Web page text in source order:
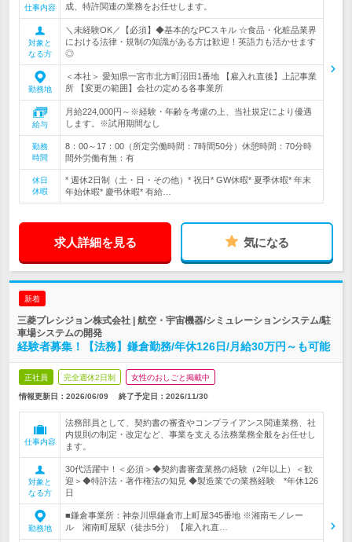
仕事内容
成、特許関連の業務をお任せします。
対象と
なる方
＼未経験OK／【必須】◆基本的なPCスキル ☆食品・化粧品業界
における法律・規制の知識がある方は歓迎！英語力も活かせます
◎
勤務地
＜本社＞ 愛知県一宮市北方町沼田1番地 【雇入れ直後】上記事業
所 【変更の範囲】会社の定める各事業所
給与
月給224,000円～※経験・年齢を考慮の上、当社規定により優遇
します。※試用期間なし
勤務
時間
8：00～17：00（所定労働時間：7時間50分）休憩時間：70分時
間外労働有無：有
休日
休暇
* 週休2日制（土・日・その他）* 祝日* GW休暇* 夏季休暇* 年末
年始休暇* 慶弔休暇* 有給…
求人詳細を見る 気になる
新着
三菱プレシジョン株式会社 | 航空・宇宙機器/シミュレーションシステム/駐
車場システムの開発
経験者募集！【法務】鎌倉勤務/年休126日/月給30万円～も可能
正社員 完全週休2日制 女性のおしごと掲載中
情報更新日：2026/06/09 終了予定日： 2026/11/30
仕事内容
法務部員として、契約書の審査やコンプライアンス関連業務、社
内規則の制定・改定など、事業を支える法務業務全般をお任せし
ます。
対象と
なる方
30代活躍中！＜必須＞◆契約書審査業務の経験（2年以上）＜歓
迎＞◆特許法・著作権法の知見 ◆製造業での業務経験 *年休126
日
勤務地
■鎌倉事業所：神奈川県鎌倉市上町屋345番地 ※湘南モノレー
ル 湘南町屋駅（徒歩5分） 【雇入れ直…